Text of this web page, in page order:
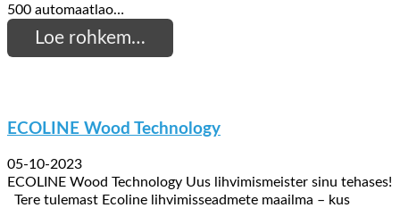
500 automaatlao…
Loe rohkem…
ECOLINE Wood Technology
05-10-2023
ECOLINE Wood Technology Uus lihvimismeister sinu tehases!
Tere tulemast Ecoline lihvimisseadmete maailma – kus